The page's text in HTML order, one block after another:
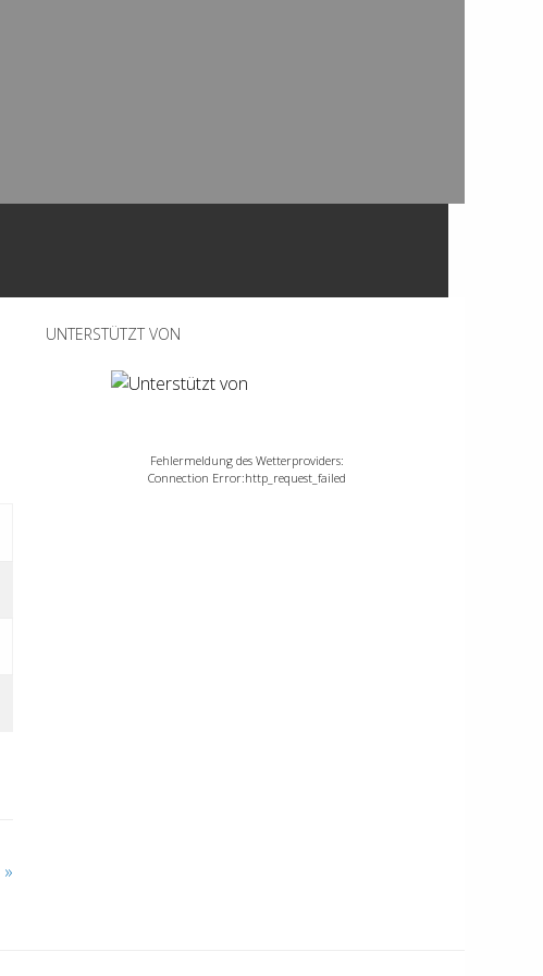
»
UNTERSTÜTZT VON
Fehlermeldung des Wetterproviders:
Connection Error:http_request_failed